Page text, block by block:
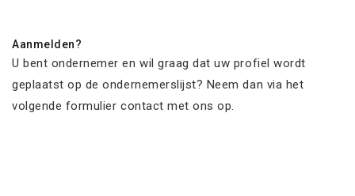
Aanmelden?
U bent ondernemer en wil graag dat uw profiel wordt
geplaatst op de ondernemerslijst? Neem dan via het
volgende formulier contact met ons op.